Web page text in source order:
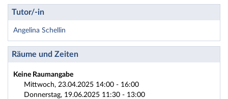
Tutor/-in
Angelina Schellin
Räume und Zeiten
Keine Raumangabe
Mittwoch, 23.04.2025 14:00 - 16:00
Donnerstag, 19.06.2025 11:30 - 13:00